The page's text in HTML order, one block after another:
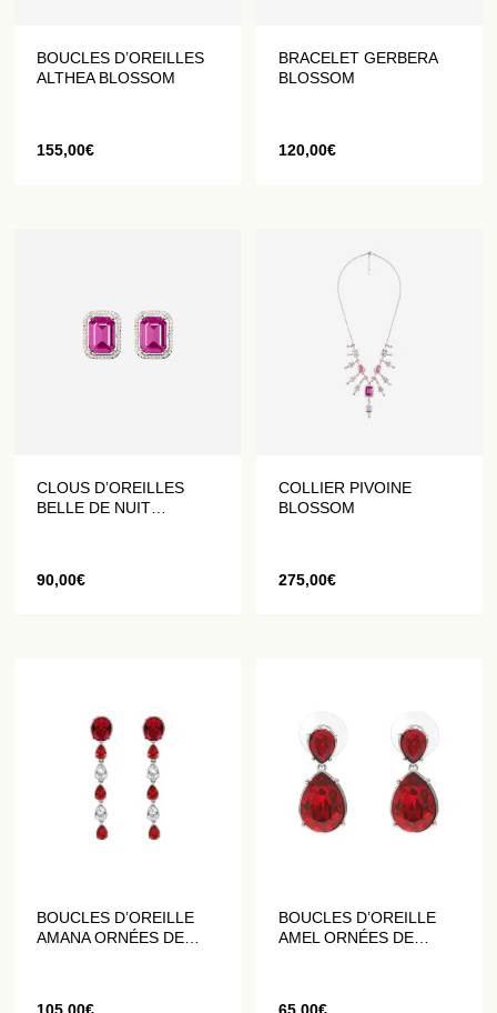
BOUCLES D’OREILLES
ALTHEA BLOSSOM
155,00€
BRACELET GERBERA
BLOSSOM
120,00€
CLOUS D’OREILLES
BELLE DE NUIT
90,00€
COLLIER PIVOINE
BLOSSOM
275,00€
BOUCLES D’OREILLE
AMANA ORNÉES DE
BOUCLES D’OREILLE
AMEL ORNÉES DE